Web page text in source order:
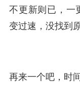
不更新则已，一
变过速，没找到
再来一个吧，时